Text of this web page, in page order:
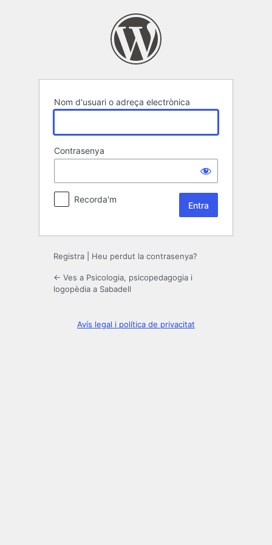
Nom d'usuari o adreça electrònica
Contrasenya
Recorda'm
Registra Heu perdut la contrasenya?
← Ves a Psicologia, psicopedagogia i
logopèdia a Sabadell
Avís legal i política de privacitat